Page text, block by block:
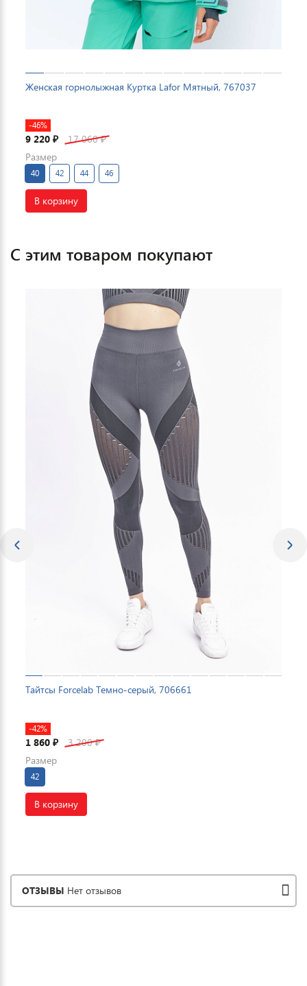
Женская горнолыжная Куртка Lafor Мятный, 767037
-46%
9 220 ₽ 17 060₽
Размер
40 42 44 46
В корзину
С этим товаром покупают
Тайтсы Forcelab Темно-серый, 706661
-42%
1 860 ₽ 3 200₽
Размер
42
В корзину
ОТЗЫВЫ Нет отзывов